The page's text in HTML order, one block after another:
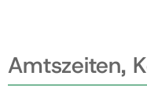
Amtszeiten,